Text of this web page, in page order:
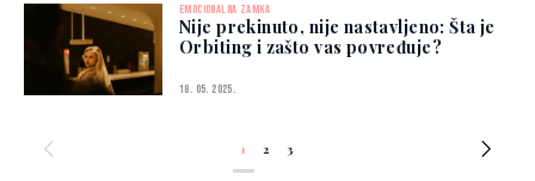
EMOCIONALNA ZAMKA
Nije prekinuto, nije nastavljeno: Šta je
Orbiting i zašto vas povređuje?
18. 05. 2025.
1 2 3